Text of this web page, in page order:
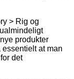
> Rig og
produkter
at man
det